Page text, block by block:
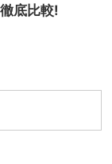
底比較!